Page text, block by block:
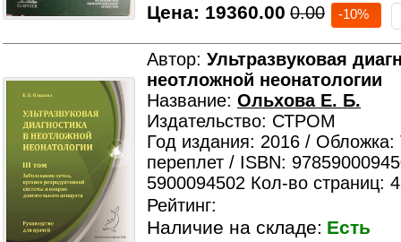
Цена: 19360.00 0.00 -10%
Автор: Ультразвуковая
неотложной неонатологии
Название: Ольхова Е. Б.
Издательство: СТРОМ
Год издания: 2016 /
переплет / ISBN:
5900094502 Кол-во страниц:
Рейтинг:
Наличие на складе: Есть